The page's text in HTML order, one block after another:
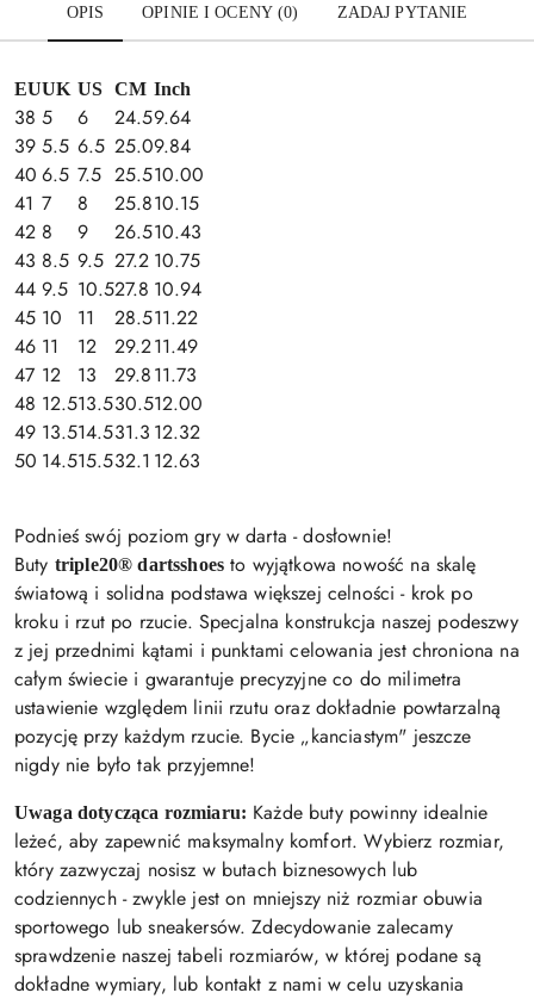
OPIS OPINIE I OCENY (0) ZADAJ PYTANIE
EUUK US CM Inch
38 5 6 24.59.64
39 5.5 6.5 25.09.84
40 6.5 7.5 25.510.00
41 7 8 25.810.15
42 8 9 26.510.43
43 8.5 9.5 27.2 10.75
44 9.5 10.527.8 10.94
45 10 11 28.511.22
46 11 12 29.211.49
47 12 13 29.811.73
48 12.513.530.512.00
49 13.514.531.3 12.32
50 14.515.532.1 12.63
Podnieś swój poziom gry w darta - dosłownie!
Buty triple20® dartsshoes to wyjątkowa nowość na skalę
światową i solidna podstawa większej celności - krok po
kroku i rzut po rzucie. Specjalna konstrukcja naszej podeszwy
z jej przednimi kątami i punktami celowania jest chroniona na
całym świecie i gwarantuje precyzyjne co do milimetra
ustawienie względem linii rzutu oraz dokładnie powtarzalną
pozycję przy każdym rzucie. Bycie „kanciastym" jeszcze
nigdy nie było tak przyjemne!
Uwaga dotycząca rozmiaru: Każde buty powinny idealnie
leżeć, aby zapewnić maksymalny komfort. Wybierz rozmiar,
który zazwyczaj nosisz w butach biznesowych lub
codziennych - zwykle jest on mniejszy niż rozmiar obuwia
sportowego lub sneakersów. Zdecydowanie zalecamy
sprawdzenie naszej tabeli rozmiarów, w której podane są
dokładne wymiary, lub kontakt z nami w celu uzyskania